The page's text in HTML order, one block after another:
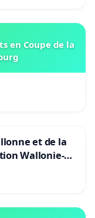
en Coupe de la
et de la
Wallonie-